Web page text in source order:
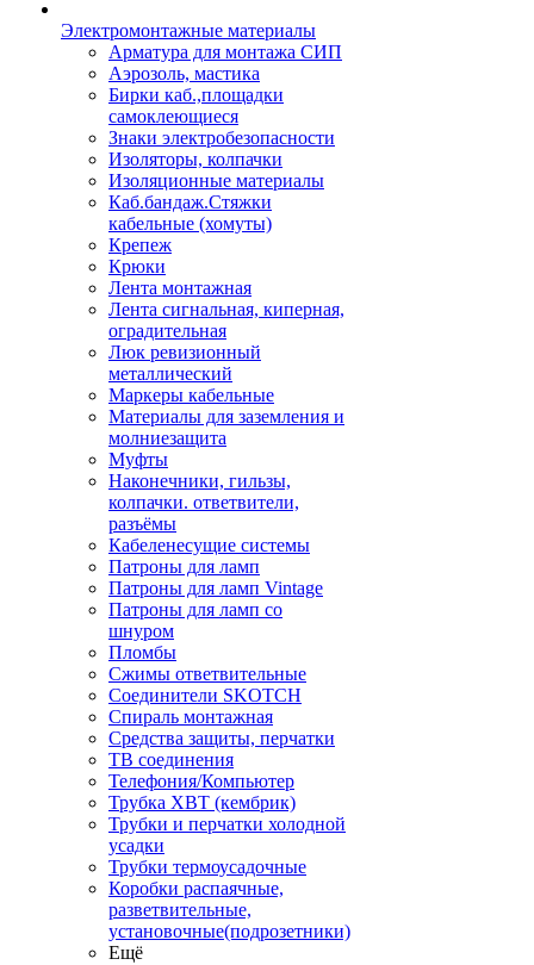
Электромонтажные материалы
Арматура для монтажа СИП
Аэрозоль, мастика
Бирки каб.,площадки
самоклеющиеся
Знаки электробезопасности
Изоляторы, колпачки
Изоляционные материалы
Каб.бандаж.Стяжки
кабельные (хомуты)
Крепеж
Крюки
Лента монтажная
Лента сигнальная, киперная,
оградительная
Люк ревизионный
металлический
Маркеры кабельные
Материалы для заземления и
молниезащита
Муфты
Наконечники, гильзы,
колпачки. ответвители,
разъёмы
Кабеленесущие системы
Патроны для ламп
Патроны для ламп Vintage
Патроны для ламп со
шнуром
Пломбы
Сжимы ответвительные
Соединители SKOTCH
Спираль монтажная
Средства защиты, перчатки
ТВ соединения
Телефония/Компьютер
Трубка ХВТ (кембрик)
Трубки и перчатки холодной
усадки
Трубки термоусадочные
Коробки распаячные,
разветвительные,
установочные(подрозетники)
Ещё